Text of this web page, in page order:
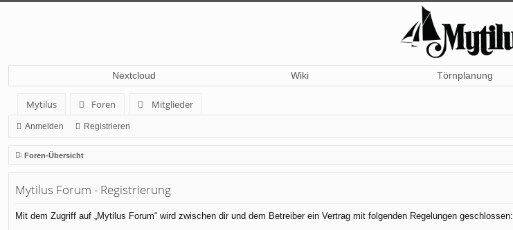
Nextcloud Wiki Törnplanung
Mytilus Foren
Mitglieder
Anmelden Registrieren
Foren-Übersicht
Mytilus Forum - Registrierung
Mit dem Zugriff auf „Mytilus Forum“ wird zwischen dir und dem Betreiber ein Vertrag mit folgenden Regelungen geschlossen: